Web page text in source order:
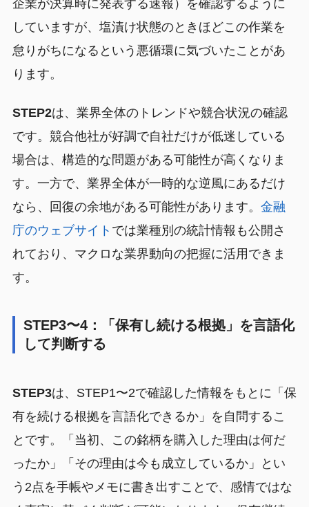
企業が決算時に発表する速報）を確認するように
していますが、塩漬け状態のときほどこの作業を
怠りがちになるという悪循環に気づいたことがあ
ります。
STEP2は、業界全体のトレンドや競合状況の確認
です。競合他社が好調で自社だけが低迷している
場合は、構造的な問題がある可能性が高くなりま
す。一方で、業界全体が一時的な逆風にあるだけ
なら、回復の余地がある可能性があります。 金融
庁のウェブサイト では業種別の統計情報も公開さ
れており、マクロな業界動向の把握に活用できま
す。
STEP3〜4：「保有し続ける根拠」を言語化
して判断する
STEP3は、STEP1〜2で確認した情報をもとに「保
有を続ける根拠を言語化できるか」を自問するこ
とです。「当初、この銘柄を購入した理由は何だ
ったか」「その理由は今も成立しているか」とい
う2点を手帳やメモに書き出すことで、感情ではな